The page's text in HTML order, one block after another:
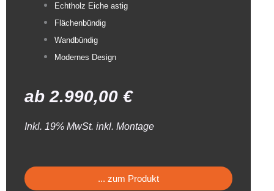
Echtholz Eiche astig
Flächenbündig
Wandbündig
Modernes Design
ab2.990,00 €
Inkl. 19% MwSt. inkl. Montage
... zum Produkt